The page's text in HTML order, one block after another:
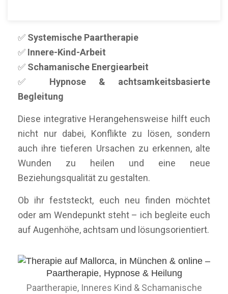
✅ Systemische Paartherapie
✅ Innere-Kind-Arbeit
✅ Schamanische Energiearbeit
✅ Hypnose & achtsamkeitsbasierte
Begleitung
Diese integrative Herangehensweise hilft euch
nicht nur dabei, Konflikte zu lösen, sondern
auch ihre tieferen Ursachen zu erkennen, alte
Wunden zu heilen und eine neue
Beziehungsqualität zu gestalten.
Ob ihr feststeckt, euch neu finden möchtet
oder am Wendepunkt steht – ich begleite euch
auf Augenhöhe, achtsam und lösungsorientiert.
Paartherapie, Inneres Kind & Schamanische